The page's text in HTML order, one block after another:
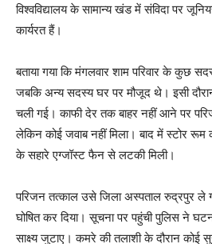
विश्वविद्यालय के सामान्य खंड में संविदा पर
कार्यरत हैं।
बताया गया कि मंगलवार शाम परिवार के कुछ
जबकि अन्य सदस्य घर पर मौजूद थे। इसी
चली गई। काफी देर तक बाहर नहीं आने पर
लेकिन कोई जवाब नहीं मिला। बाद में स्टोर रूम
के सहारे एग्जॉस्ट फैन से लटकी मिली।
परिजन तत्काल उसे जिला अस्पताल रुद्रपुर ले
घोषित कर दिया। सूचना पर पहुंची पुलिस ने
साक्ष्य जुटाए। कमरे की तलाशी के दौरान कोई